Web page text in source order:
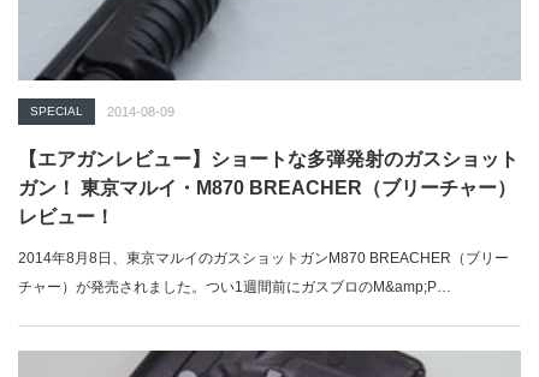
SPECIAL 2014-08-09
【エアガンレビュー】ショートな多弾発射のガスショット
ガン！ 東京マルイ・M870 BREACHER（ブリーチャー）
レビュー！
2014年8月8日、東京マルイのガスショットガンM870 BREACHER（ブリー
チャー）が発売されました。つい1週間前にガスブロのM&amp;P…